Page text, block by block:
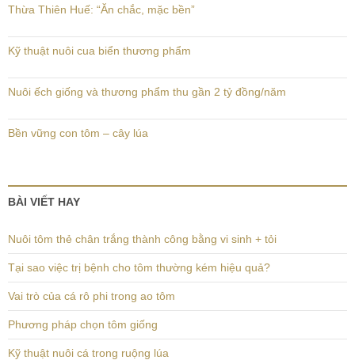
Thừa Thiên Huế: “Ăn chắc, mặc bền”
Kỹ thuật nuôi cua biển thương phẩm
Nuôi ếch giống và thương phẩm thu gần 2 tỷ đồng/năm
Bền vững con tôm – cây lúa
BÀI VIẾT HAY
Nuôi tôm thẻ chân trắng thành công bằng vi sinh + tỏi
Tại sao việc trị bệnh cho tôm thường kém hiệu quả?
Vai trò của cá rô phi trong ao tôm
Phương pháp chọn tôm giống
Kỹ thuật nuôi cá trong ruộng lúa